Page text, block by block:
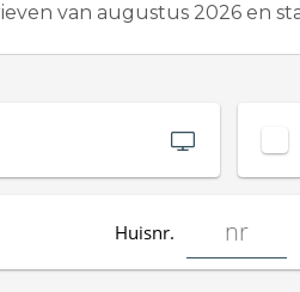
van augustus 2026 en
Huisnr.